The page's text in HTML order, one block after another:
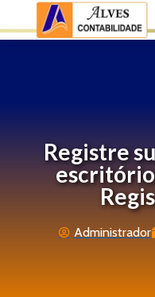
Registre
Administrador